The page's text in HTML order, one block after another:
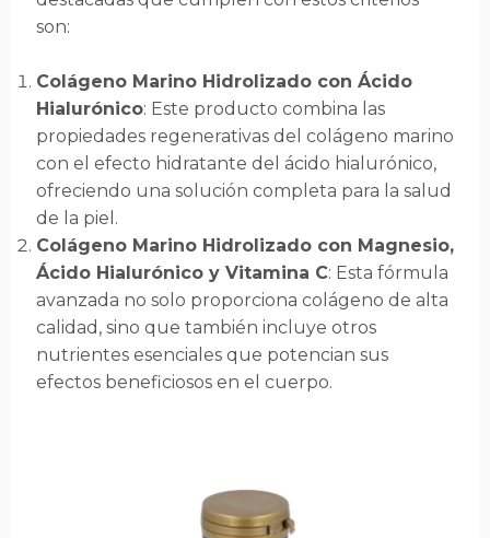
son:
Colágeno Marino Hidrolizado con Ácido
Hialurónico: Este producto combina las
propiedades regenerativas del colágeno marino
con el efecto hidratante del ácido hialurónico,
ofreciendo una solución completa para la salud
de la piel.
Colágeno Marino Hidrolizado con Magnesio,
Ácido Hialurónico y Vitamina C: Esta fórmula
avanzada no solo proporciona colágeno de alta
calidad, sino que también incluye otros
nutrientes esenciales que potencian sus
efectos beneficiosos en el cuerpo.